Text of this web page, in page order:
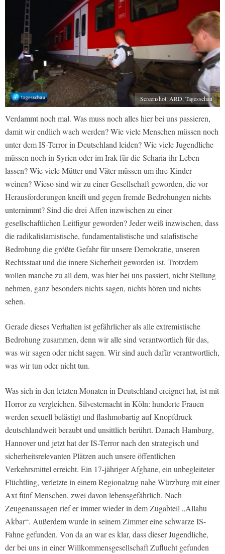
Screenshot: ARD, Tagesschau
Verdammt noch mal. Was muss noch alles hier bei uns passieren,
damit wir endlich wach werden? Wie viele Menschen müssen noch
unter dem IS-Terror in Deutschland leiden? Wie viele Jugendliche
müssen noch in Syrien oder im Irak für die Scharia ihr Leben
lassen? Wie viele Mütter und Väter müssen um ihre Kinder
weinen? Wieso sind wir zu einer Gesellschaft geworden, die vor
Herausforderungen kneift und gegen fremde Bedrohungen nichts
unternimmt? Sind die drei Affen inzwischen zu einer
gesellschaftlichen Leitfigur geworden? Jeder weiß inzwischen, dass
die radikalislamistische, fundamentalistische und salafistische
Bedrohung die größte Gefahr für unsere Demokratie, unseren
Rechtsstaat und die innere Sicherheit geworden ist. Trotzdem
wollen manche zu all dem, was hier bei uns passiert, nicht Stellung
nehmen, ganz besonders nichts sagen, nichts hören und nichts
sehen.
Gerade dieses Verhalten ist gefährlicher als alle extremistische
Bedrohung zusammen, denn wir alle sind verantwortlich für das,
was wir sagen oder nicht sagen. Wir sind auch dafür verantwortlich,
was wir tun oder nicht tun.
Was sich in den letzten Monaten in Deutschland ereignet hat, ist mit
Horror zu vergleichen. Silvesternacht in Köln: hunderte Frauen
werden sexuell belästigt und flashmobartig auf Knopfdruck
deutschlandweit beraubt und unsittlich berührt. Danach Hamburg,
Hannover und jetzt hat der IS-Terror nach den strategisch und
sicherheitsrelevanten Plätzen auch unsere öffentlichen
Verkehrsmittel erreicht. Ein 17-jähriger Afghane, ein unbegleiteter
Flüchtling, verletzte in einem Regionalzug nahe Würzburg mit einer
Axt fünf Menschen, zwei davon lebensgefährlich. Nach
Zeugenaussagen rief er immer wieder in dem Zugabteil „Allahu
Akbar“. Außerdem wurde in seinem Zimmer eine schwarze IS-
Fahne gefunden. Von da an war es klar, dass dieser Jugendliche,
der bei uns in einer Willkommensgesellschaft Zuflucht gefunden